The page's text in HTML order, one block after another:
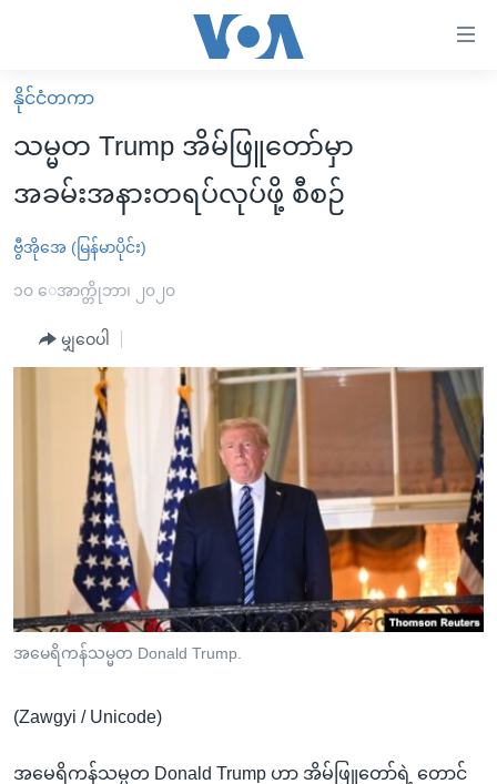
လွယ်ကူ
စေ
သည့်
များ
ပင်မ
ကျော်
ကြည့်
ရှာဖွေ
နေရာ
မူလစာမျက်နှာ
မြန်မာ
ကမ္ဘာ့သတင်းများ
နိုင်ငံတကာ
အစ္စရေး-ပါလက်စတိုင်း
ဗွီဒီယို
အင်္ဂလိပ်စာလေ့လာမယ်
အမေရိကန်သုံးအီဒီယံ
မကြေးမုံရဲ့ အင်္ဂလိပ်စာ
ရုပ်ရှင်ထဲက အင်္ဂလိပ်စာ
သုတပဒေသာ အင်္ဂလိပ်စာ
အပတ်စဉ်ကဏ္ဍများ
ရေဒီယိုနှင့်ရုပ်သံ အချက်အလက်များ
ရေဒီယို/တီဗွီအစီအစဉ်
Learning English
ဗွီအိုအေ လူမှုကွန်ယက်များ
နိုင်ငံတကာ
သမ္မတ Trump အိမ်ဖြူတော်မှာ
အခမ်းအနားတရပ်လုပ်ဖို့ စီစဉ်
ဗွီအိုအေ (မြန်မာပိုင်း)
၁၀ ေအာက္တိုဘာ၊ ၂၀၂၀
မျှဝေပါ
အမေရိကန်သမ္မတ Donald Trump.
(Zawgyi / Unicode)
အမေရိကန်သမ္မတ Donald Trump ဟာ အိမ်ဖြူတော်ရဲ့ တောင်